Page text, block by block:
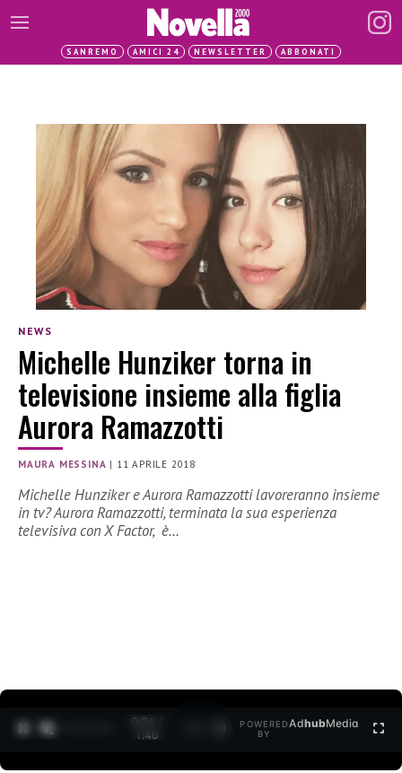
SANREMO AMICI 24 NEWSLETTER ABBONATI
NEWS
Michelle Hunziker torna in
televisione insieme alla figlia
Aurora Ramazzotti
MAURA MESSINA | 11 APRILE 2018
Michelle Hunziker e Aurora Ramazzotti lavoreranno insieme
in tv? Aurora Ramazzotti, terminata la sua esperienza
televisiva con X Factor, è…
0:26 /
1:40
POWERED
BY
AdhubMedia